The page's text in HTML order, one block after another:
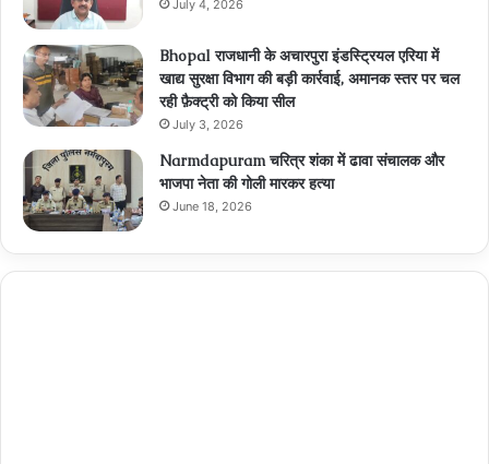
July 4, 2026
Bhopal राजधानी के अचारपुरा इंडस्ट्रियल एरिया में
खाद्य सुरक्षा विभाग की बड़ी कार्रवाई, अमानक स्तर पर चल
रही फ़ैक्ट्री को किया सील
July 3, 2026
Narmdapuram चरित्र शंका में ढावा संचालक और
भाजपा नेता की गोली मारकर हत्या
June 18, 2026